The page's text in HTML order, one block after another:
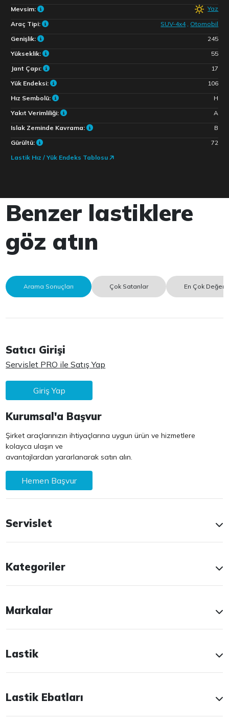
Mevsim:
Yaz
Araç Tipi:
SUV-4x4 , Otomobil
Genişlik:
245
Yükseklik:
55
Jant Çapı:
17
Yük Endeksi:
106
Hız Sembolü:
H
Yakıt Verimliliği:
A
Islak Zeminde Kavrama:
B
Gürültü:
72
Lastik Hız / Yük Endeks Tablosu
Benzer lastiklere
göz atın
Arama Sonuçları Çok Satanlar En Çok
Satıcı Girişi
Servislet PRO ile Satış Yap
Giriş Yap
Kurumsal'a Başvur
Şirket araçlarınızın ihtiyaçlarına uygun ürün ve hizmetlere
kolayca ulaşın ve
avantajlardan yararlanarak satın alın.
Hemen Başvur
Servislet
Kategoriler
Markalar
Lastik
Lastik Ebatları